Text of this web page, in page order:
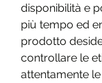
disponibilità e
più tempo ed
prodotto
controllare le
attentamente